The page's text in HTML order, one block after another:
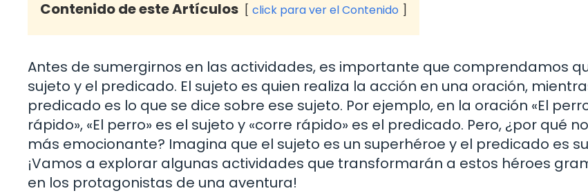
Contenido de este Artículos click para ver el Contenido
Antes de sumergirnos en las actividades, es importante que comprendamos
sujeto y el predicado. El sujeto es quien realiza la acción en una oración,
predicado es lo que se dice sobre ese sujeto. Por ejemplo, en la oración «El
rápido», «El perro» es el sujeto y «corre rápido» es el predicado. Pero, ¿por qué
más emocionante? Imagina que el sujeto es un superhéroe y el predicado es
¡Vamos a explorar algunas actividades que transformarán a estos héroes
en los protagonistas de una aventura!